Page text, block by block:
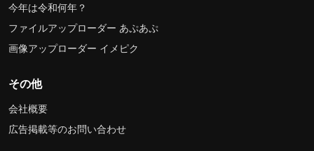
今年は令和何年？
ファイルアップローダー あぷあぷ
画像アップローダー イメピク
その他
会社概要
広告掲載等のお問い合わせ